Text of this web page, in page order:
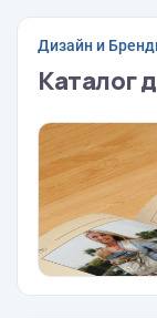
Дизайн и
Каталог